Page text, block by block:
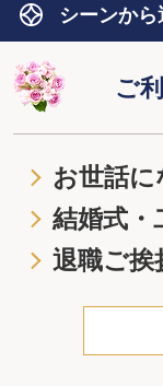
シーンから
ご
お世話
結婚式・
退職ご挨